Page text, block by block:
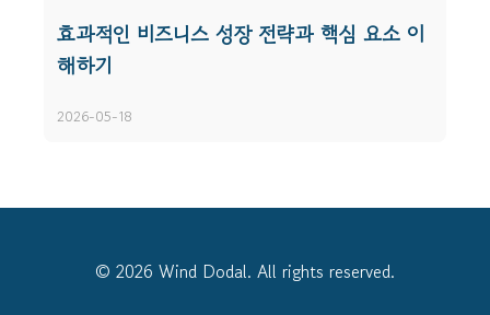
효과적인 비즈니스 성장 전략과 핵심 요소 이
해하기
2026-05-18
© 2026 Wind Dodal. All rights reserved.